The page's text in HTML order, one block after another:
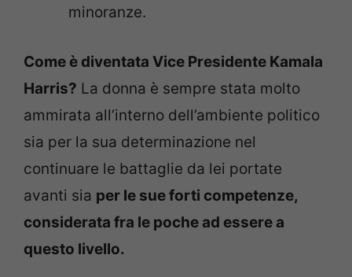
minoranze.
Come è diventata Vice Presidente Kamala
Harris? La donna è sempre stata molto
ammirata all’interno dell’ambiente politico
sia per la sua determinazione nel
continuare le battaglie da lei portate
avanti sia per le sue forti competenze,
considerata fra le poche ad essere a
questo livello.